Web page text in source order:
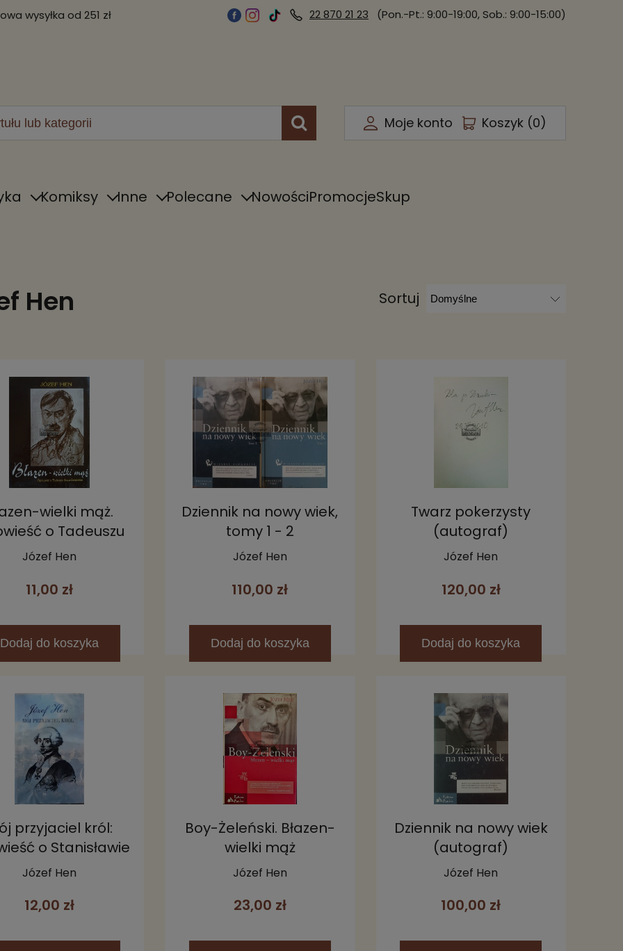
wysyłka od 251 zł 22 870 21 23 (Pon.-Pt.: 9:00-19:00, Sob.: 9:00-15:00)
Moje konto Koszyk (0)
Komiksy Inne Polecane NowościPromocjeSkup
Hen Sortuj
wielki mąż.
o Tadeuszu
Boyu-Żeleńskim
Józef Hen
11,00 zł
Dodaj do koszyka
Dziennik na nowy wiek,
tomy 1 - 2
Józef Hen
110,00 zł
Dodaj do koszyka
Twarz pokerzysty
(autograf)
Józef Hen
120,00 zł
Dodaj do koszyka
przyjaciel król:
o Stanisławie
Auguście
Józef Hen
12,00 zł
Boy-Żeleński. Błazen-
wielki mąż
Józef Hen
23,00 zł
Dziennik na nowy wiek
(autograf)
Józef Hen
100,00 zł